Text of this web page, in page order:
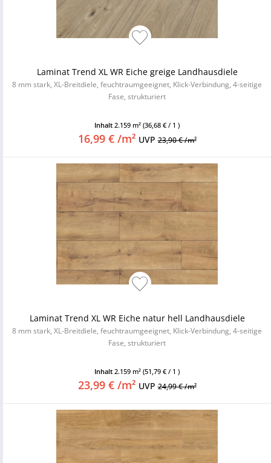
Laminat Trend XL WR Eiche greige Landhausdiele
8 mm stark, XL-Breitdiele, feuchtraumgeeignet, Klick-Verbindung, 4-seitige
Fase, strukturiert
Inhalt 2.159 m² (36,68 € / 1 )
16,99 € /m² UVP23,90 € /m²
Laminat Trend XL WR Eiche natur hell Landhausdiele
8 mm stark, XL-Breitdiele, feuchtraumgeeignet, Klick-Verbindung, 4-seitige
Fase, strukturiert
Inhalt 2.159 m² (51,79 € / 1 )
23,99 € /m² UVP24,99 € /m²